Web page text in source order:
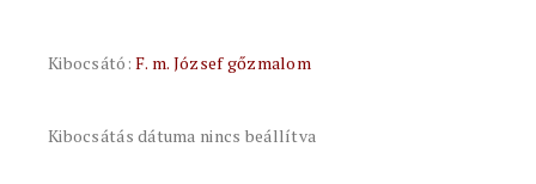
Kibocsátó:F. m. József gőzmalom
Kibocsátás dátuma nincs beállítva